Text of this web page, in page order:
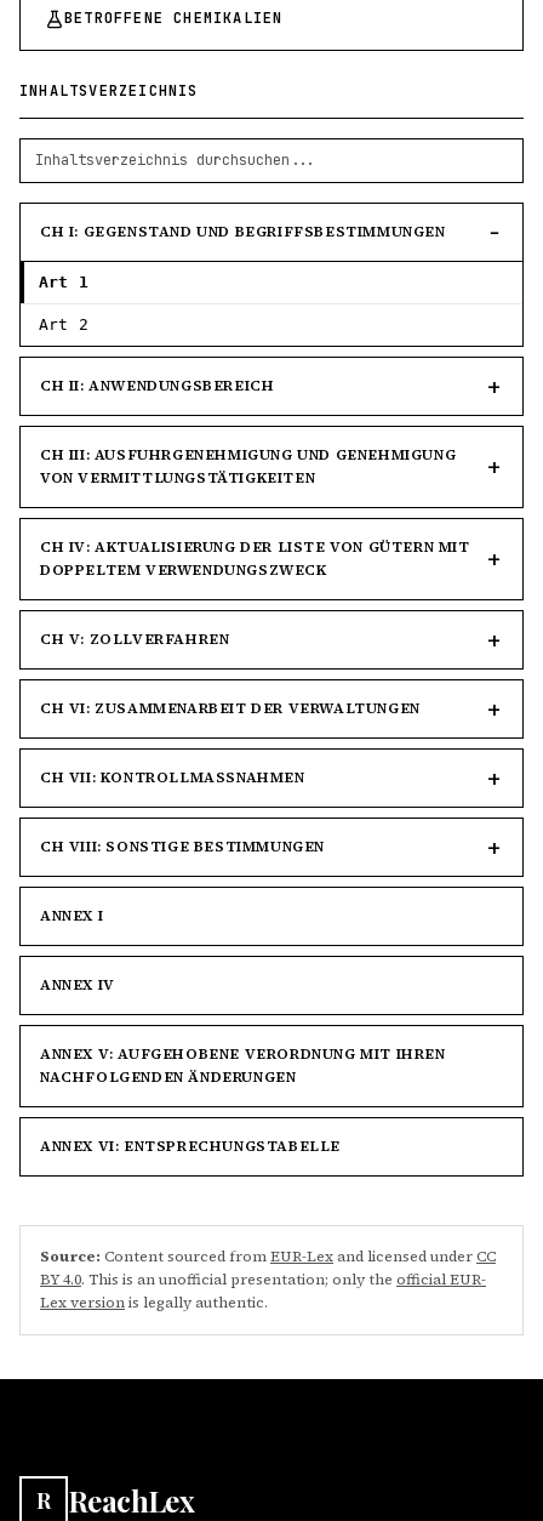
BETROFFENE CHEMIKALIEN
INHALTSVERZEICHNIS
CH I: GEGENSTAND UND BEGRIFFSBESTIMMUNGEN
Art 1
Art 2
CH II: ANWENDUNGSBEREICH
CH III: AUSFUHRGENEHMIGUNG UND GENEHMIGUNG
VON VERMITTLUNGSTÄTIGKEITEN
CH IV: AKTUALISIERUNG DER LISTE VON GÜTERN MIT
DOPPELTEM VERWENDUNGSZWECK
CH V: ZOLLVERFAHREN
CH VI: ZUSAMMENARBEIT DER VERWALTUNGEN
CH VII: KONTROLLMASSNAHMEN
CH VIII: SONSTIGE BESTIMMUNGEN
ANNEX I
ANNEX IV
ANNEX V: AUFGEHOBENE VERORDNUNG MIT IHREN
NACHFOLGENDEN ÄNDERUNGEN
ANNEX VI: ENTSPRECHUNGSTABELLE
Source: Content sourced fromEUR-Lexand licensed underCC
BY 4.0. This is an unofficial presentation; only the official EUR-
Lex versionis legally authentic.
R ReachLex